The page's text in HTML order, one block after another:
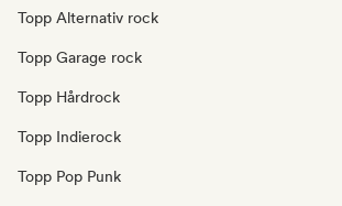
Topp Alternativ rock
Topp Garage rock
Topp Hårdrock
Topp Indierock
Topp Pop Punk